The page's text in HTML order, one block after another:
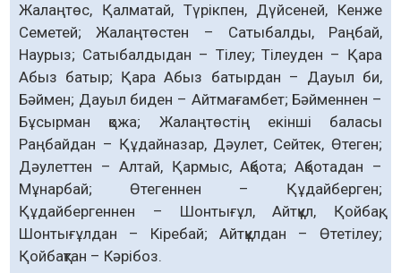
Жалаңтөс, Қалматай, Түрікпен, Дүйсеней, Кенже
Семетей; Жалаңтөстен – Сатыбалды, Раңбай,
Наурыз; Сатыбалдыдан – Тілеу; Тілеуден – Қара
Абыз батыр; Қара Абыз батырдан – Дауыл би,
Бәймен; Дауыл биден – Айтмағамбет; Бәйменнен –
Бұсырман қожа; Жалаңтөстің екінші баласы
Раңбайдан – Құдайназар, Дәулет, Сейтек, Өтеген;
Дәулеттен – Алтай, Қармыс, Ақбота; Ақботадан –
Мұнарбай; Өтегеннен – Құдайберген;
Құдайбергеннен – Шонтығұл, Айтқұл, Қойбақ;
Шонтығұлдан – Кіребай; Айтқұлдан – Өтетілеу;
Қойбақтан – Кәрібоз.